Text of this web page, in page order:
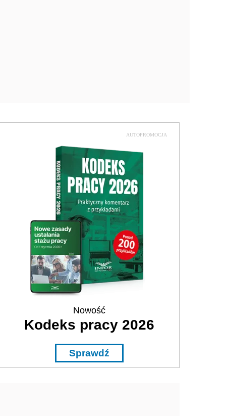
AUTOPROMOCJA
Nowość
Kodeks pracy 2026
Sprawdź